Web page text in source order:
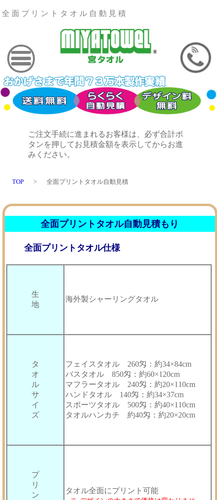
全面プリントタオル自動見積
ご注文手続に進まれるお客様は、必ず合計ボ
タンを押してお見積金額を表示してからお進
みください。
TOP > 全面プリントタオル自動見積
全面プリントタオル自動見積もり
全面プリントタオル仕様
生
地
海外製シャーリングタオル
タ
オ
ル
サ
イ
ズ
フェイスタオル 260匁：約34×84cm
バスタオル 850匁：約60×120cm
マフラータオル 240匁：約20×110cm
ハンドタオル 140匁：約34×37cm
スポーツタオル 500匁：約40×110cm
タオルハンカチ 約40匁：約20×20cm
プ
リ
ン
タオル全面にプリント可能